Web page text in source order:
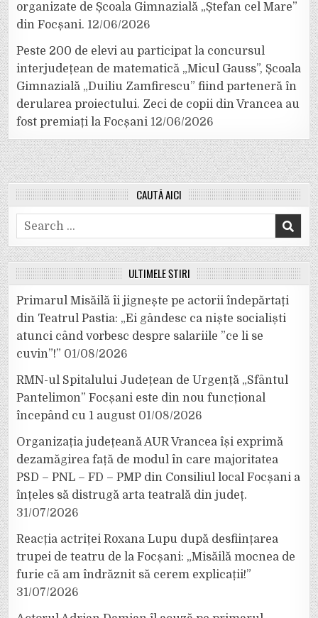
organizate de Școala Gimnazială „Ștefan cel Mare”
din Focșani. 12/06/2026
Peste 200 de elevi au participat la concursul
interjudețean de matematică „Micul Gauss”, Școala
Gimnazială „Duiliu Zamfirescu” fiind parteneră în
derularea proiectului. Zeci de copii din Vrancea au
fost premiați la Focșani 12/06/2026
CAUTĂ AICI
Search
for:
ULTIMELE ȘTIRI
Primarul Misăilă îi jignește pe actorii îndepărtați
din Teatrul Pastia: „Ei gândesc ca niște socialiști
atunci când vorbesc despre salariile ”ce li se
cuvin”!” 01/08/2026
RMN-ul Spitalului Județean de Urgență „Sfântul
Pantelimon” Focșani este din nou funcțional
începând cu 1 august 01/08/2026
Organizația județeană AUR Vrancea își exprimă
dezamăgirea față de modul în care majoritatea
PSD – PNL – FD – PMP din Consiliul local Focșani a
înțeles să distrugă arta teatrală din județ.
31/07/2026
Reacția actriței Roxana Lupu după desființarea
trupei de teatru de la Focșani: „Misăilă mocnea de
furie că am îndrăznit să cerem explicații!”
31/07/2026